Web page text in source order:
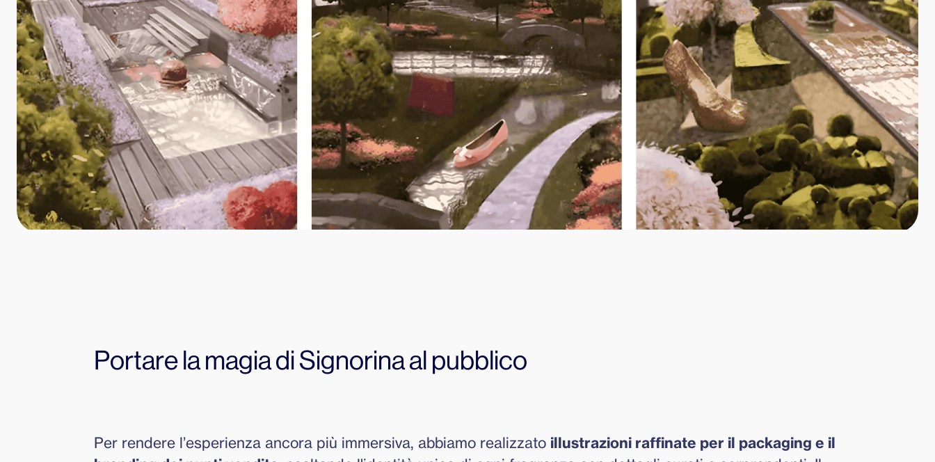
Portare la magia di Signorina al pubblico
Per rendere l’esperienza ancora più immersiva, abbiamo realizzato illustrazioni raffinate per il packaging e il